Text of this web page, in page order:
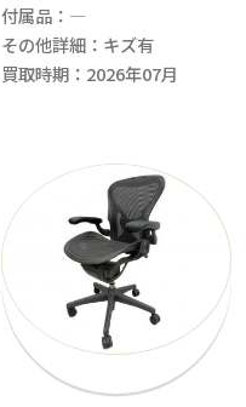
付属品：―
その他詳細：キズ有
買取時期：2026年07月